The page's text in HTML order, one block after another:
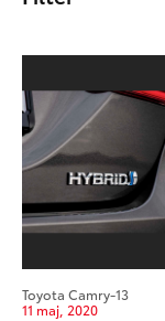
Bilder
Filer
Äldst
Nyast
Toyota Camry-13
11 maj, 2020